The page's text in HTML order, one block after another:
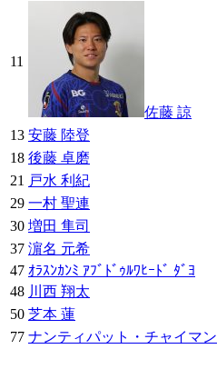
11
佐藤 諒
13 安藤 陸登
18 後藤 卓磨
21 戸水 利紀
29 一村 聖連
30 増田 隼司
37 濵名 元希
47 ｵﾗｽﾝｶﾝﾐ ｱﾌﾞﾄﾞｩﾙﾜﾋｰﾄﾞ ﾀﾞﾖ
48 川西 翔太
50 芝本 蓮
77 ナンティパット・チャイマン